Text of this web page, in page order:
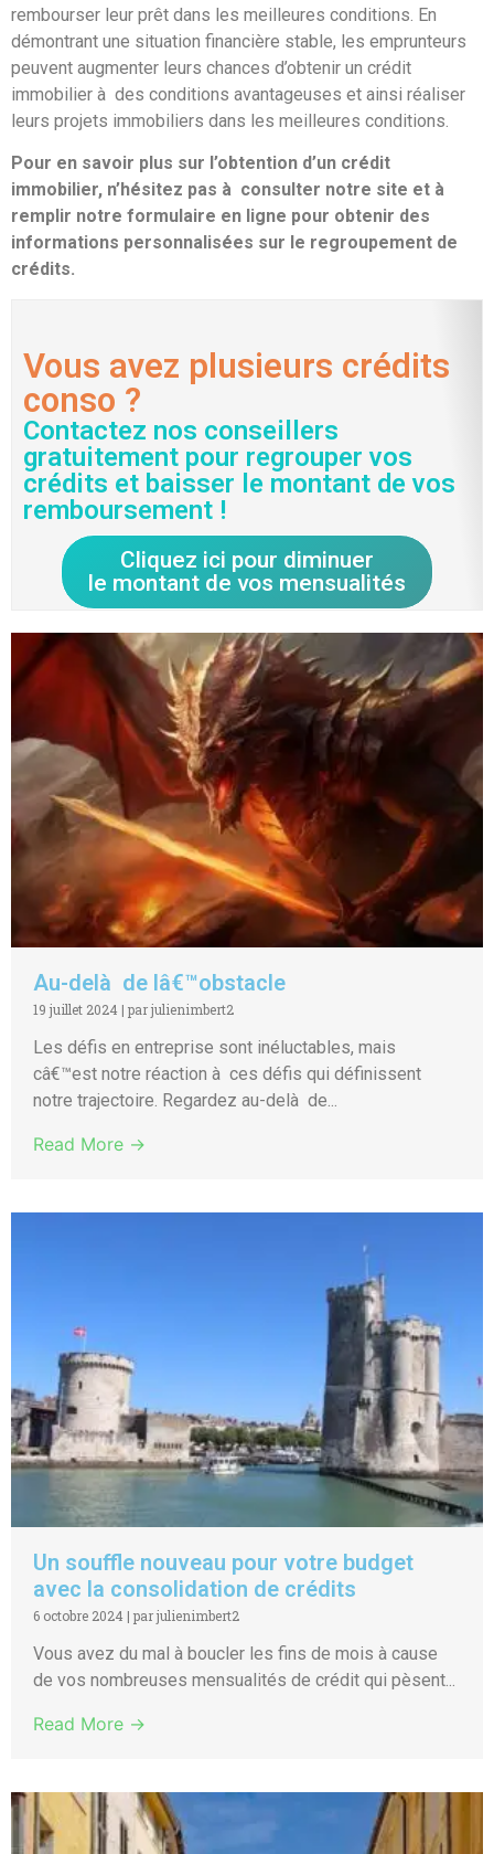
rembourser leur prêt dans les meilleures conditions. En
démontrant une situation financière stable, les emprunteurs
peuvent augmenter leurs chances d’obtenir un crédit
immobilier à des conditions avantageuses et ainsi réaliser
leurs projets immobiliers dans les meilleures conditions.
Pour en savoir plus sur l’obtention d’un crédit
immobilier, n’hésitez pas à consulter notre site et à
remplir notre formulaire en ligne pour obtenir des
informations personnalisées sur le regroupement de
crédits.
Vous avez plusieurs crédits
conso ?
Contactez nos conseillers
gratuitement pour regrouper vos
crédits et baisser le montant de vos
remboursement !
Cliquez ici pour diminuer
le montant de vos mensualités
Au-delà de lâ€™obstacle
19 juillet 2024 | par julienimbert2
Les défis en entreprise sont inéluctables, mais
câ€™est notre réaction à ces défis qui définissent
notre trajectoire. Regardez au-delà de...
Read More →
Un souffle nouveau pour votre budget
avec la consolidation de crédits
6 octobre 2024 | par julienimbert2
Vous avez du mal à boucler les fins de mois à cause
de vos nombreuses mensualités de crédit qui pèsent...
Read More →